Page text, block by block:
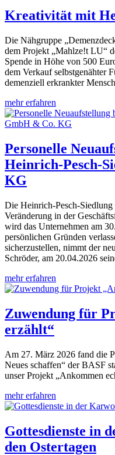
Kreativität mit
Die Nähgruppe
dem Projekt „Mahlze!t LU“
Spende in Höhe von 500
dem Verkauf selbstgenähter
demenziell erkrankter
mehr erfahren
Personelle
Heinrich-Pesch-
KG
Die Heinrich-Pesch-
Veränderung in der
wird das Unternehmen am
persönlichen Gründen
sicherzustellen, nimmt der
Schröder, am 20.04.2026
mehr erfahren
Zuwendung für
erzählt“
Am 27. März 2026 fand die
Neues schaffen“ der BASF
unser Projekt „Ankommen
mehr erfahren
Gottesdienste in
den Ostertagen